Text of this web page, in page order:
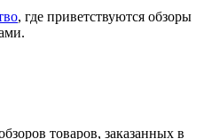
, где приветствуются обзоры
товаров, заказанных в